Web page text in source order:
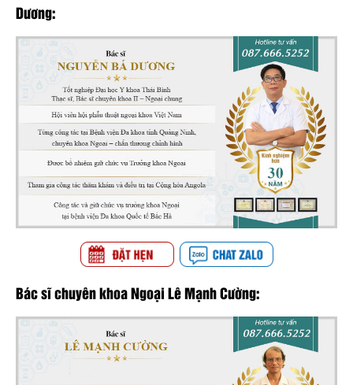
Dương:
Bác sĩ chuyên khoa Ngoại Lê Mạnh Cường: